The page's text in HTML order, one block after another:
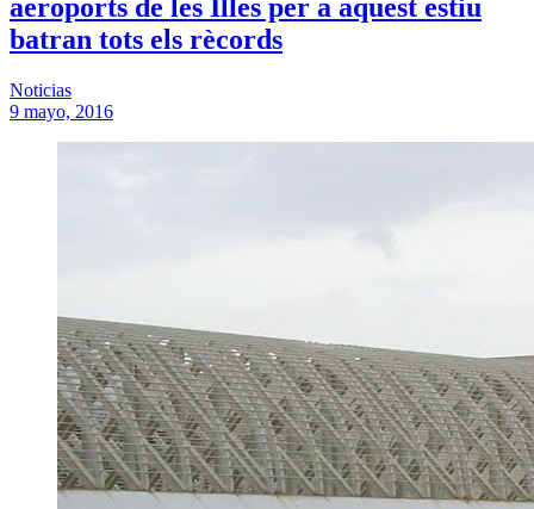
aeroports de les Illes per a aquest estiu
batran tots els rècords
Noticias
9 mayo, 2016